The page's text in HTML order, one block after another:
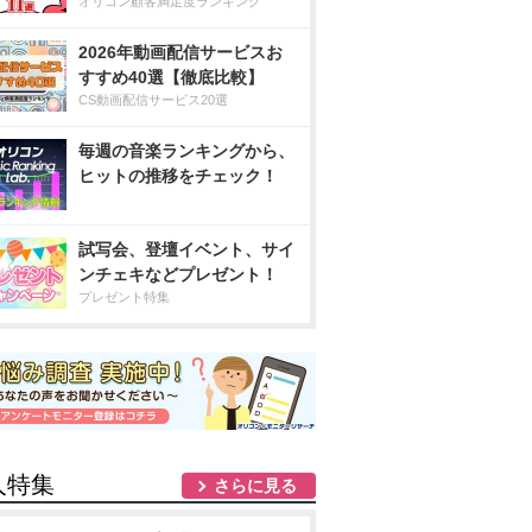
2026年動画配信サービスお
すすめ40選【徹底比較】
CS動画配信サービス20選
毎週の音楽ランキングから、
ヒットの推移をチェック！
試写会、登壇イベント、サイ
ンチェキなどプレゼント！
プレゼント特集
特集 さらに見る